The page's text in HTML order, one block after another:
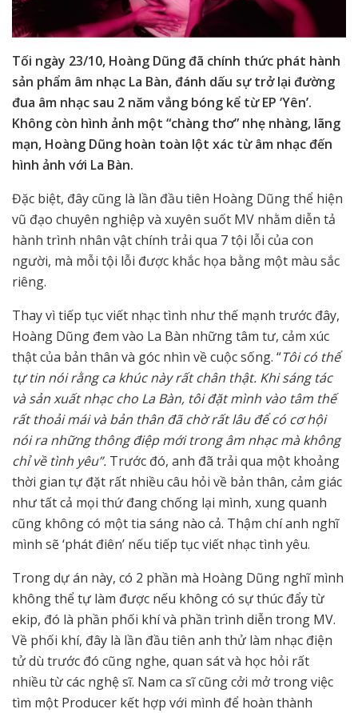
Tối ngày 23/10, Hoàng Dũng đã chính thức phát hành
sản phẩm âm nhạc La Bàn, đánh dấu sự trở lại đường
đua âm nhạc sau 2 năm vắng bóng kể từ EP ‘Yên’.
Không còn hình ảnh một “chàng thơ” nhẹ nhàng, lãng
mạn, Hoàng Dũng hoàn toàn lột xác từ âm nhạc đến
hình ảnh với La Bàn.
Đặc biệt, đây cũng là lần đầu tiên Hoàng Dũng thể hiện
vũ đạo chuyên nghiệp và xuyên suốt MV nhằm diễn tả
hành trình nhân vật chính trải qua 7 tội lỗi của con
người, mà mỗi tội lỗi được khắc họa bằng một màu sắc
riêng.
Thay vì tiếp tục viết nhạc tình như thế mạnh trước đây,
Hoàng Dũng đem vào La Bàn những tâm tư, cảm xúc
thật của bản thân và góc nhìn về cuộc sống. “Tôi có thể
tự tin nói rằng ca khúc này rất chân thật. Khi sáng tác
và sản xuất nhạc cho La Bàn, tôi đặt mình vào tâm thế
rất thoải mái và bản thân đã chờ rất lâu để có cơ hội
nói ra những thông điệp mới trong âm nhạc mà không
chỉ về tình yêu”. Trước đó, anh đã trải qua một khoảng
thời gian tự đặt rất nhiều câu hỏi về bản thân, cảm giác
như tất cả mọi thứ đang chống lại mình, xung quanh
cũng không có một tia sáng nào cả. Thậm chí anh nghĩ
mình sẽ ‘phát điên’ nếu tiếp tục viết nhạc tình yêu.
Trong dự án này, có 2 phần mà Hoàng Dũng nghĩ mình
không thể tự làm được nếu không có sự thúc đẩy từ
ekip, đó là phần phối khí và phần trình diễn trong MV.
Về phối khí, đây là lần đầu tiên anh thử làm nhạc điện
tử dù trước đó cũng nghe, quan sát và học hỏi rất
nhiều từ các nghệ sĩ. Nam ca sĩ cũng cởi mở trong việc
tìm một Producer kết hợp với mình để hoàn thành